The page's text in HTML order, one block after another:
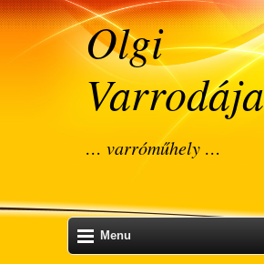
Olgi
Varrodája
… varróműhely …
Menu